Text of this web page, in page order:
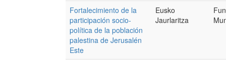
Fortalecimiento de la
participación socio-
política de la población
palestina de Jerusalén
Este
Eusko
Jaurlaritza